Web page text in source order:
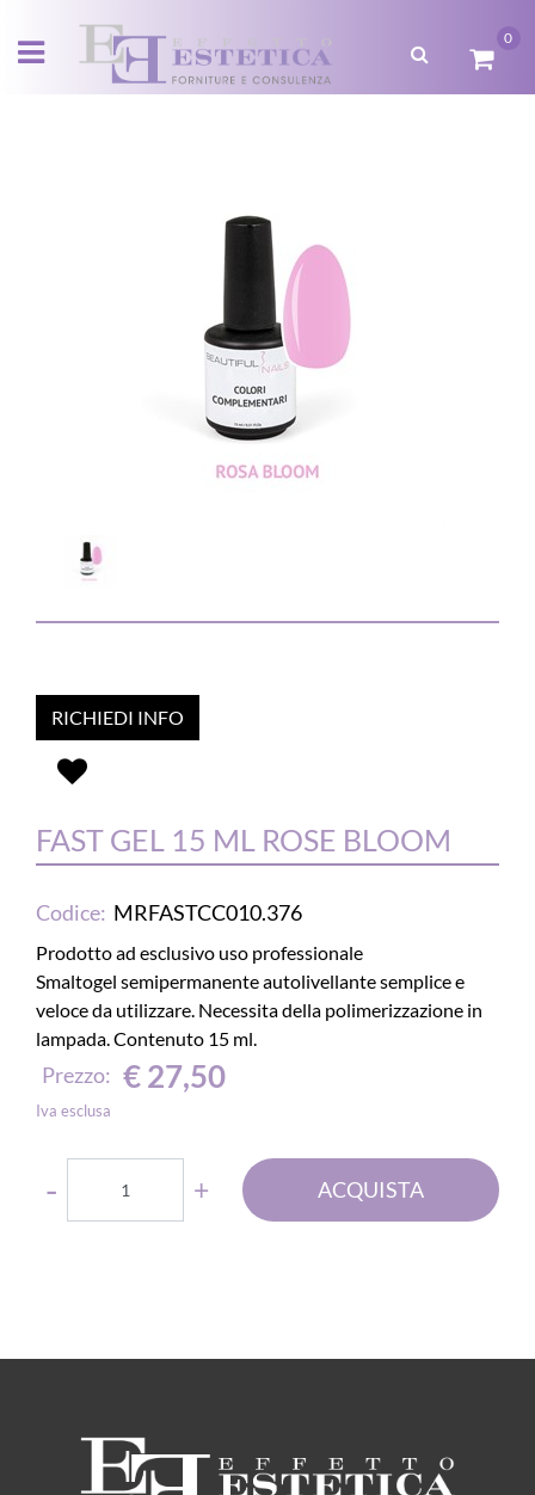
Open menu
0
RICHIEDI INFO
FAST GEL 15 ML ROSE BLOOM
Codice: MRFASTCC010.376
Prodotto ad esclusivo uso professionale
Smaltogel semipermanente autolivellante semplice e
veloce da utilizzare. Necessita della polimerizzazione in
lampada. Contenuto 15 ml.
Prezzo: € 27,50
Iva esclusa
Quantità
ACQUISTA